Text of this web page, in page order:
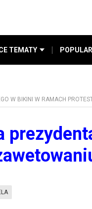
TEMATY
W BIKINI W RAMACH